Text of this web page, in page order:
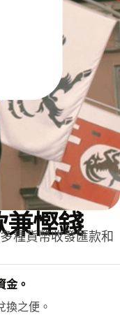
兼慳錢
種貨幣收發匯款和
金。
換之便。